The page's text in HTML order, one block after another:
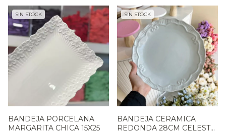
SIN STOCK
BANDEJA PORCELANA
MARGARITA CHICA 15X25
SIN STOCK
BANDEJA CERAMICA
REDONDA 28CM CELESTE